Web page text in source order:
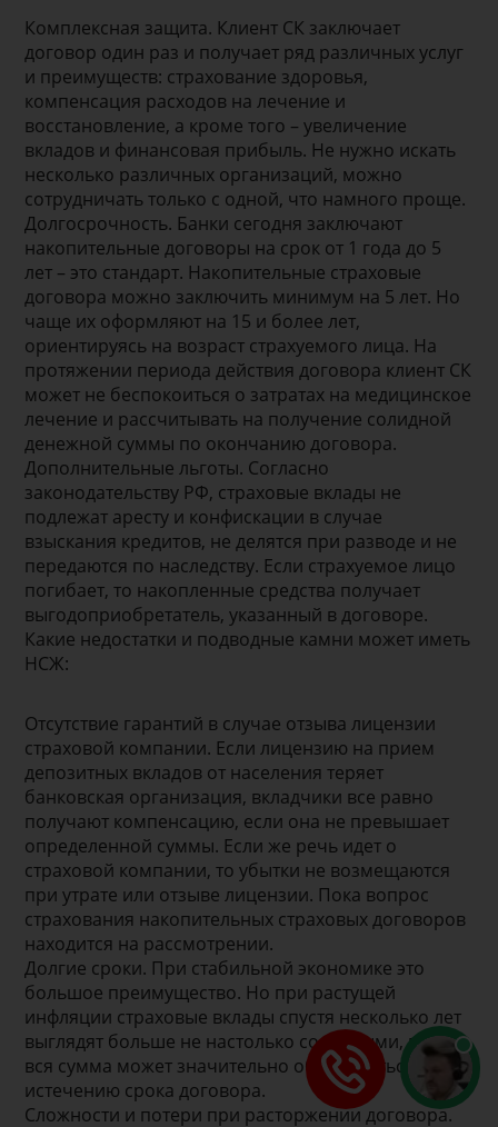
Комплексная защита. Клиент СК заключает
договор один раз и получает ряд различных услуг
и преимуществ: страхование здоровья,
компенсация расходов на лечение и
восстановление, а кроме того – увеличение
вкладов и финансовая прибыль. Не нужно искать
несколько различных организаций, можно
сотрудничать только с одной, что намного проще.
Долгосрочность. Банки сегодня заключают
накопительные договоры на срок от 1 года до 5
лет – это стандарт. Накопительные страховые
договора можно заключить минимум на 5 лет. Но
чаще их оформляют на 15 и более лет,
ориентируясь на возраст страхуемого лица. На
протяжении периода действия договора клиент СК
может не беспокоиться о затратах на медицинское
лечение и рассчитывать на получение солидной
денежной суммы по окончанию договора.
Дополнительные льготы. Согласно
законодательству РФ, страховые вклады не
подлежат аресту и конфискации в случае
взыскания кредитов, не делятся при разводе и не
передаются по наследству. Если страхуемое лицо
погибает, то накопленные средства получает
выгодоприобретатель, указанный в договоре.
Какие недостатки и подводные камни может иметь
НСЖ:
Отсутствие гарантий в случае отзыва лицензии
страховой компании. Если лицензию на прием
депозитных вкладов от населения теряет
банковская организация, вкладчики все равно
получают компенсацию, если она не превышает
определенной суммы. Если же речь идет о
страховой компании, то убытки не возмещаются
при утрате или отзыве лицензии. Пока вопрос
страхования накопительных страховых договоров
находится на рассмотрении.
Долгие сроки. При стабильной экономике это
большое преимущество. Но при растущей
инфляции страховые вклады спустя несколько лет
выглядят больше не настолько солидными, в итоге
вся сумма может значительно обесцениться по
истечению срока договора.
Сложности и потери при расторжении договора.